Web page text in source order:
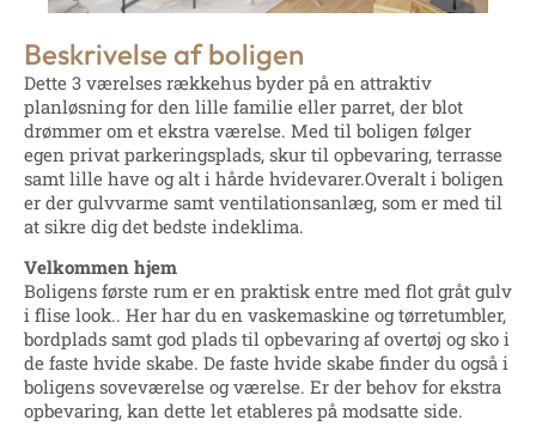
Beskrivelse af boligen
Dette 3 værelses rækkehus byder på en attraktiv
planløsning for den lille familie eller parret, der blot
drømmer om et ekstra værelse. Med til boligen følger
egen privat parkeringsplads, skur til opbevaring, terrasse
samt lille have og alt i hårde hvidevarer.Overalt i boligen
er der gulvvarme samt ventilationsanlæg, som er med til
at sikre dig det bedste indeklima.
Velkommen hjem
Boligens første rum er en praktisk entre med flot gråt gulv
i flise look.. Her har du en vaskemaskine og tørretumbler,
bordplads samt god plads til opbevaring af overtøj og sko i
de faste hvide skabe. De faste hvide skabe finder du også i
boligens soveværelse og værelse. Er der behov for ekstra
opbevaring, kan dette let etableres på modsatte side.